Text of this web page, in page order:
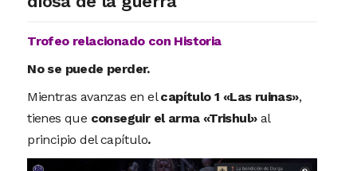
Trofeo relacionado con Historia
No se puede perder.
Mientras avanzas en elcapítulo 1 «Las ruinas»,
tienes que conseguir el arma «Trishul»al
principio del capítulo.